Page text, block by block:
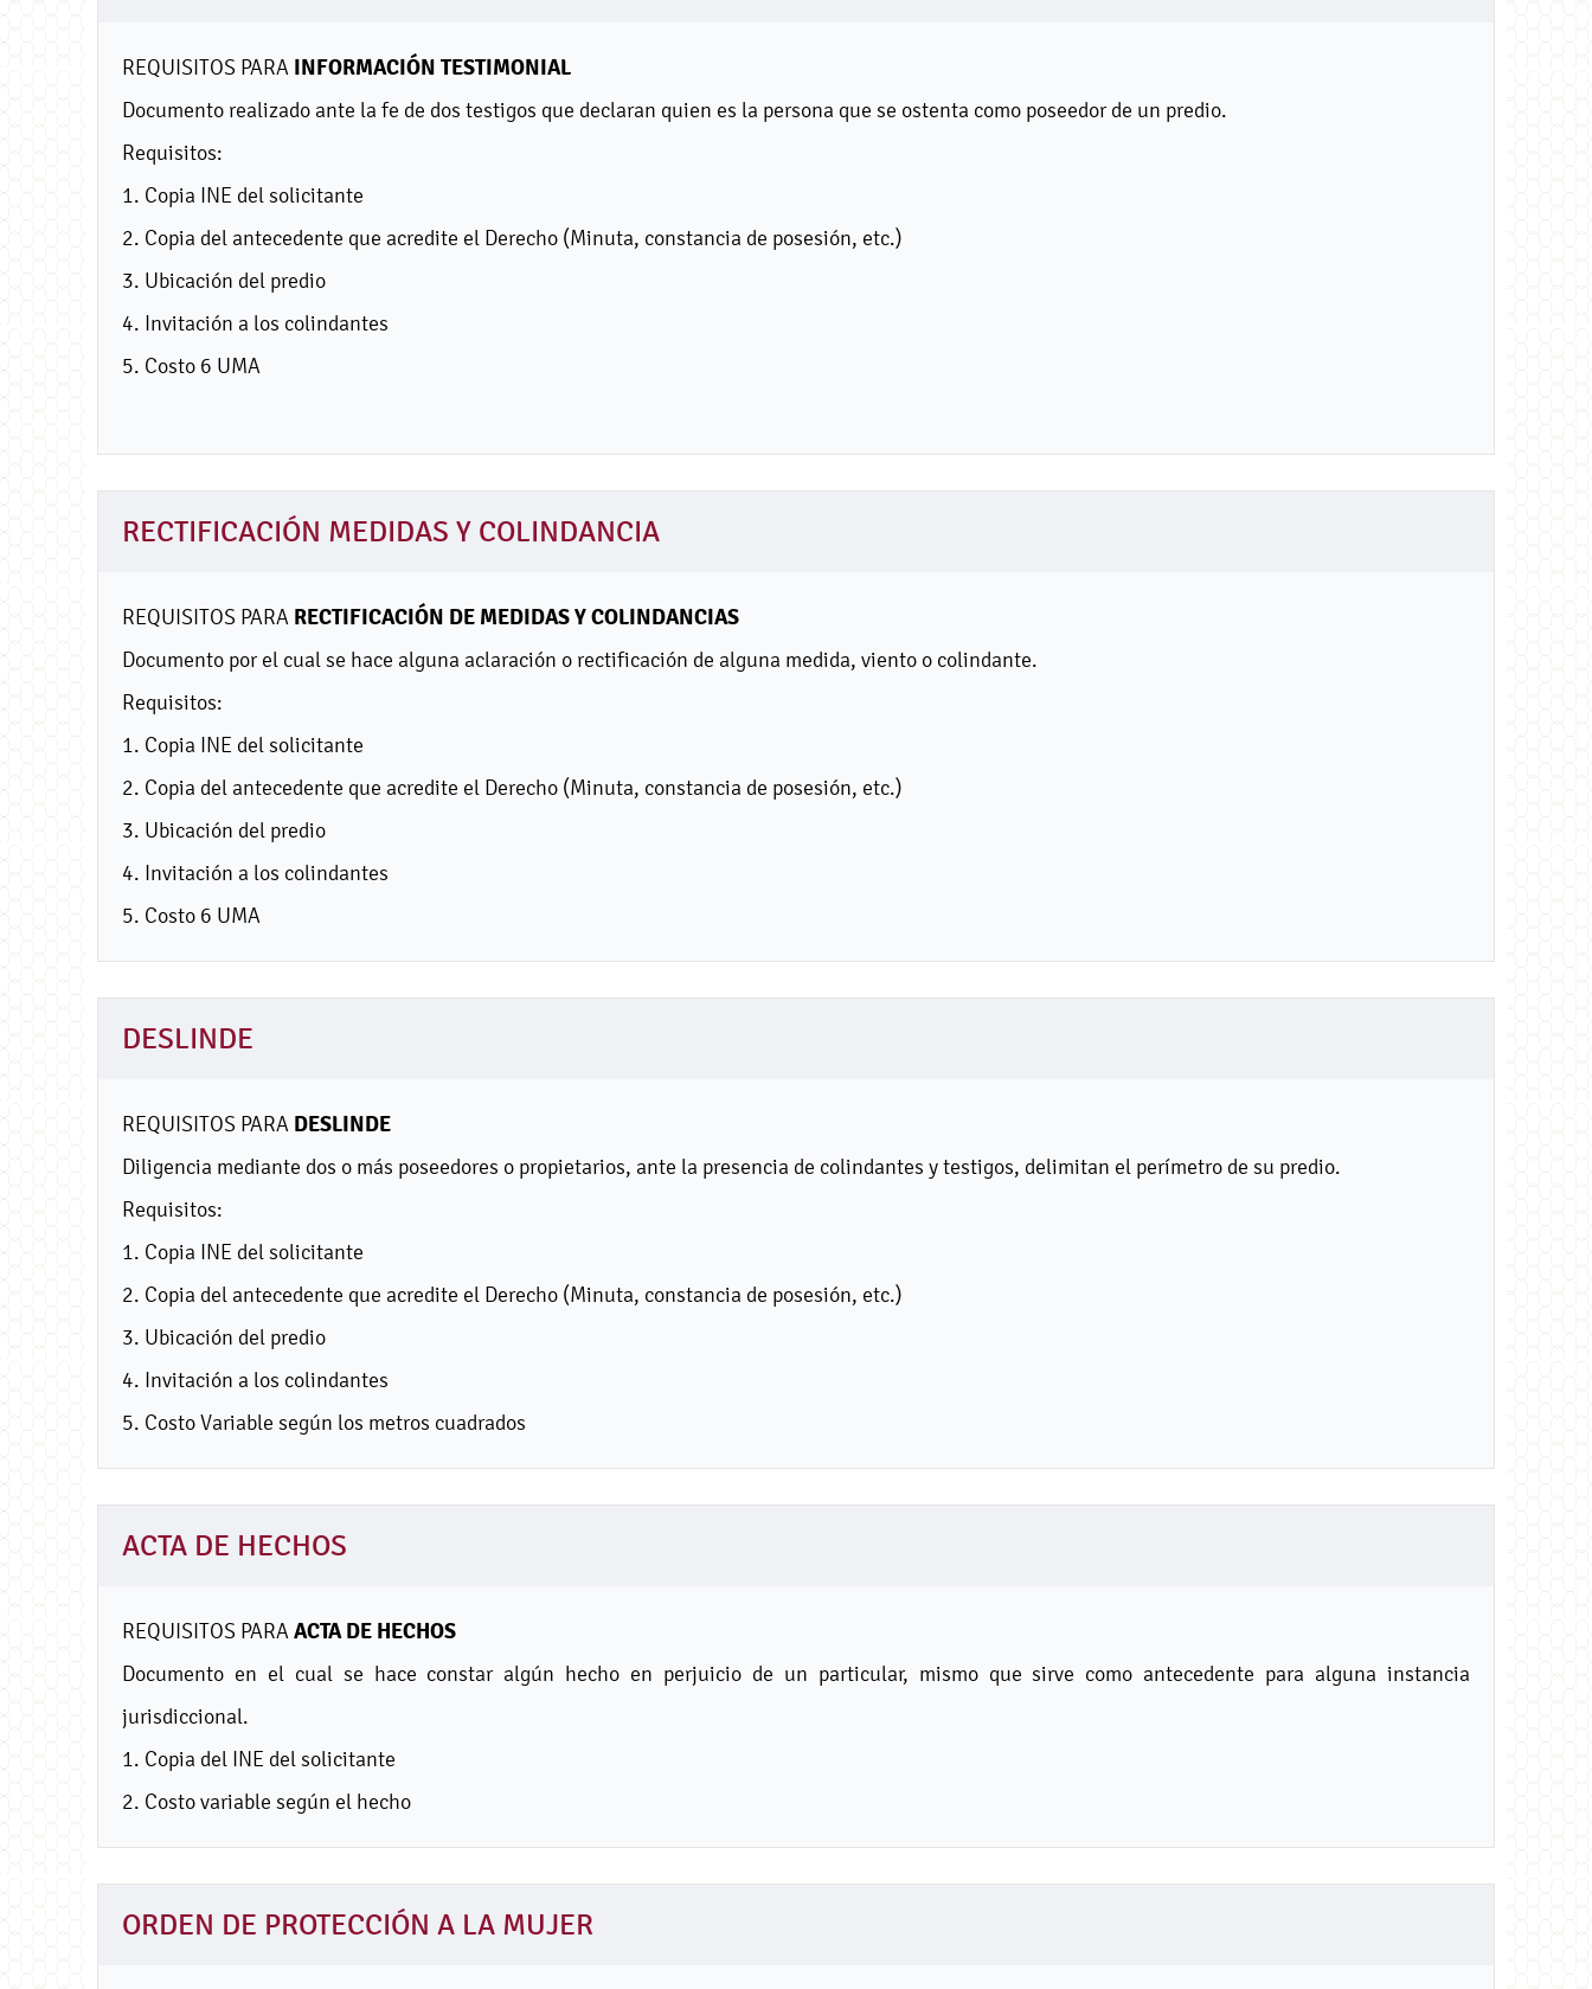
REQUISITOS PARA INFORMACIÓN TESTIMONIAL
Documento realizado ante la fe de dos testigos que declaran quien es la persona que se ostenta como poseedor de un predio.
Requisitos:
1. Copia INE del solicitante
2. Copia del antecedente que acredite el Derecho (Minuta, constancia de posesión, etc.)
3. Ubicación del predio
4. Invitación a los colindantes
5. Costo 6 UMA
RECTIFICACIÓN MEDIDAS Y COLINDANCIA
REQUISITOS PARA RECTIFICACIÓN DE MEDIDAS Y COLINDANCIAS
Documento por el cual se hace alguna aclaración o rectificación de alguna medida, viento o colindante.
Requisitos:
1. Copia INE del solicitante
2. Copia del antecedente que acredite el Derecho (Minuta, constancia de posesión, etc.)
3. Ubicación del predio
4. Invitación a los colindantes
5. Costo 6 UMA
DESLINDE
REQUISITOS PARA DESLINDE
Diligencia mediante dos o más poseedores o propietarios, ante la presencia de colindantes y testigos, delimitan el perímetro de su predio.
Requisitos:
1. Copia INE del solicitante
2. Copia del antecedente que acredite el Derecho (Minuta, constancia de posesión, etc.)
3. Ubicación del predio
4. Invitación a los colindantes
5. Costo Variable según los metros cuadrados
ACTA DE HECHOS
REQUISITOS PARA ACTA DE HECHOS
Documento en el cual se hace constar algún hecho en perjuicio de un particular, mismo que sirve como antecedente para alguna instancia
jurisdiccional.
1. Copia del INE del solicitante
2. Costo variable según el hecho
ORDEN DE PROTECCIÓN A LA MUJER